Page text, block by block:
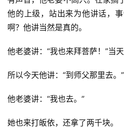
提
专
公
益
慈
善
他的上级，站出来为他讲话，
啊？他讲当然是真的。
他老婆讲：“我也来拜菩萨！”当
所以今天他讲：“到师父那里去。”
他老婆讲：“我也去。”
她也来打皈依，还拿了两千块。